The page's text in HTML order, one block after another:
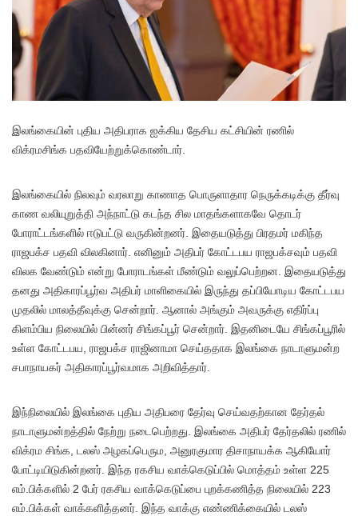
இலங்கையின் புதிய அதிபராக ஐக்கிய தேசிய கட்சியின் ரணில்
விக்ரமசிங்க பதவியேற்றுக்கொண்டார்.
இலங்கையில் நிலவும் வரலாறு காணாத பொருளாதார நெருக்கடிக்கு தீர்வு
காண வலியுறுத்தி அந்நாட்டு கடந்த சில மாதங்களாகவே தொடர்
போராட்டங்களில் ஈடுபட்டு வருகின்றனர். இதையடுத்து பிரதமர் மகிந்த
ராஜபக்ச பதவி விலகினார். எனினும் அதிபர் கோட்டபய ராஜபக்சவும் பதவி
விலக வேண்டும் என்று போராடங்கள் மீண்டும் வலுப்பெற்றன. இதையடுத்து
தனது அதிகாரப்பூர்வ அதிபர் மாளிகையில் இருந்து தப்பியோடிய கோட்டபய
முதலில் மாலத்தீவுக்கு சென்றார். ஆனால் அங்கும் அவருக்கு எதிர்ப்பு
கிளம்பிய நிலையில் பின்னர் சிங்கப்பூர் சென்றார். இதனிடையே சிங்கப்பூரில்
உள்ள கோட்டபய, ராஜபக்ச ராஜினாமா செய்ததாக இலங்கை நாடாளுமன்ற
சபாநாயகர் அதிகாரப்பூர்வமாக அறிவித்தார்.
இந்நிலையில் இலங்கை புதிய அதிபரை தேர்வு செய்வதற்கான தேர்தல்
நாடாளுமன்றத்தில் நேற்று நடைபெற்றது. இலங்கை அதிபர் தேர்தலில் ரணில்
விக்ரம சிங்க, டலஸ் அழகப்பெரும, அனுரகுமார திசாநாயக்க ஆகியோர்
போட்டியிடுகின்றனர். இந்த ரகசிய வாக்கெடுப்பில் மொத்தம் உள்ள 225
எம்.பிக்களில் 2 பேர் ரகசிய வாக்கெடுப்பை புறக்கணித்த நிலையில் 223
எம்.பிக்கள் வாக்களித்தனர். இந்த வாக்கு எண்ணிக்கையில் டலஸ்